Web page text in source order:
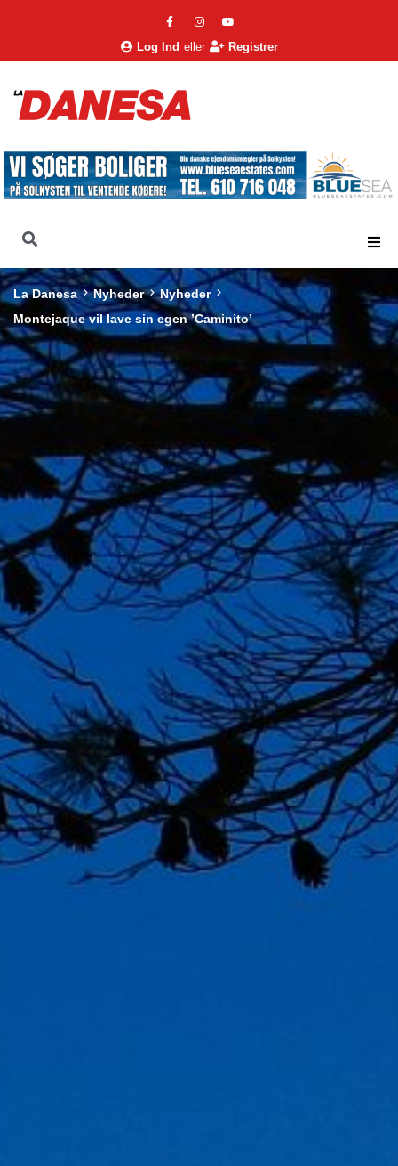
Log Ind eller Registrer
La Danesa Nyheder
Nyheder
Montejaque vil lave sin egen ’Caminito’